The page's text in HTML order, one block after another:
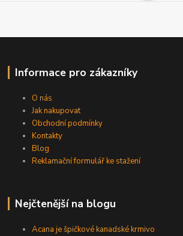
Informace pro zákazníky
O nás
Jak nakupovat
Obchodní podmínky
Kontakty
Blog
Reklamační formulář ke stažení
Nejčtenější na blogu
Acana je špičkové kanadské krmivo